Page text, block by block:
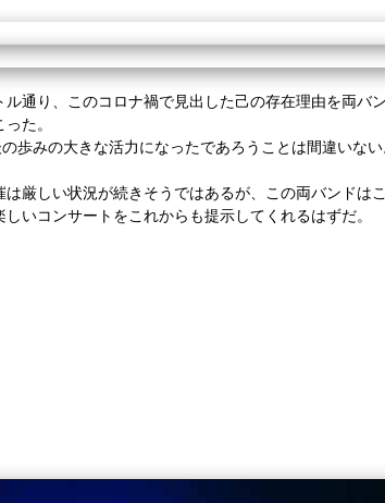
通り、このコロナ禍で見出した己の存在理由を両バ
た。
歩みの大きな活力になったであろうことは間違いない
厳しい状況が続きそうではあるが、この両バンドは
いコンサートをこれからも提示してくれるはずだ。